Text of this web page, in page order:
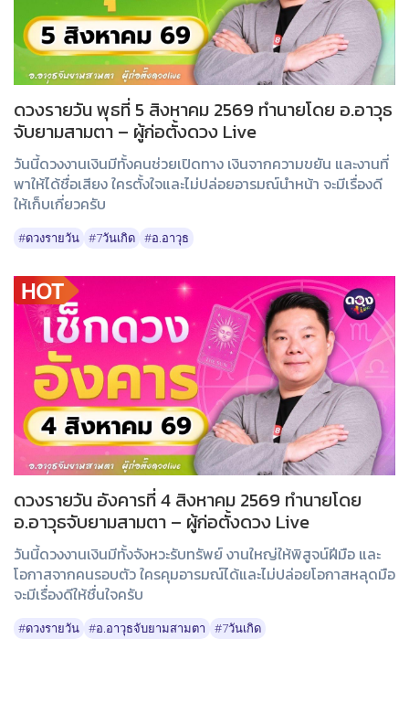
ดวงรายวัน พุธที่ 5 สิงหาคม 2569 ทำนายโดย อ.อาวุธ
จับยามสามตา – ผู้ก่อตั้งดวง Live
วันนี้ดวงงานเงินมีทั้งคนช่วยเปิดทาง เงินจากความขยัน และงานที่
พาให้ได้ชื่อเสียง ใครตั้งใจและไม่ปล่อยอารมณ์นำหน้า จะมีเรื่องดี
ให้เก็บเกี่ยวครับ
#ดวงรายวัน #7วันเกิด #อ.อาวุธ
ดวงรายวัน อังคารที่ 4 สิงหาคม 2569 ทำนายโดย
อ.อาวุธจับยามสามตา – ผู้ก่อตั้งดวง Live
วันนี้ดวงงานเงินมีทั้งจังหวะรับทรัพย์ งานใหญ่ให้พิสูจน์ฝีมือ และ
โอกาสจากคนรอบตัว ใครคุมอารมณ์ได้และไม่ปล่อยโอกาสหลุดมือ
จะมีเรื่องดีให้ชื่นใจครับ
#ดวงรายวัน #อ.อาวุธจับยามสามตา #7วันเกิด